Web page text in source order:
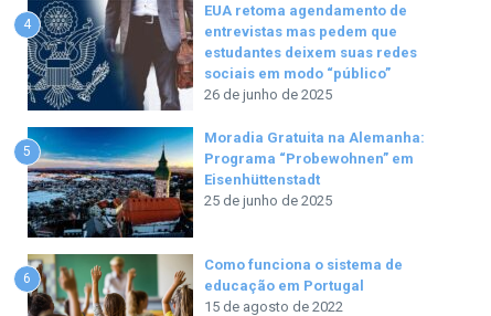
4
EUA retoma agendamento de
entrevistas mas pedem que
estudantes deixem suas redes
sociais em modo “público”
26 de junho de 2025
5
Moradia Gratuita na Alemanha:
Programa “Probewohnen” em
Eisenhüttenstadt
25 de junho de 2025
6
Como funciona o sistema de
educação em Portugal
15 de agosto de 2022